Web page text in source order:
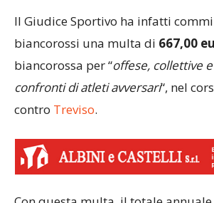
Il Giudice Sportivo ha infatti
biancorossi una multa di 667,00
biancorossa per “offese, collettive
confronti di atleti avversari“, nel
contro Treviso.